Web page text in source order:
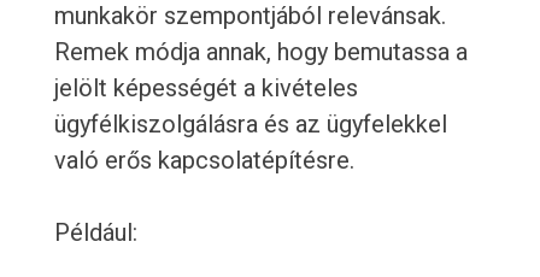
munkakör szempontjából relevánsak.
Remek módja annak, hogy bemutassa a
jelölt képességét a kivételes
ügyfélkiszolgálásra és az ügyfelekkel
való erős kapcsolatépítésre.
Például: